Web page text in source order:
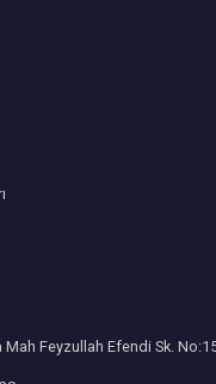
Mah Feyzullah Efendi Sk.